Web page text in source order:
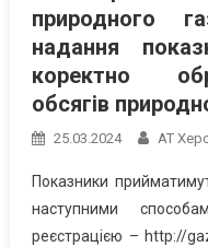
природного
надання
коректно
обсягів
25.03.2024 АТ
Показники
наступними
реєстрацією – http://